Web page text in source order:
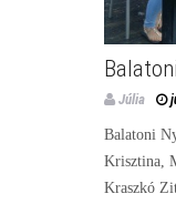
Júlia
Balatoni
Krisztina,
Kraszkó